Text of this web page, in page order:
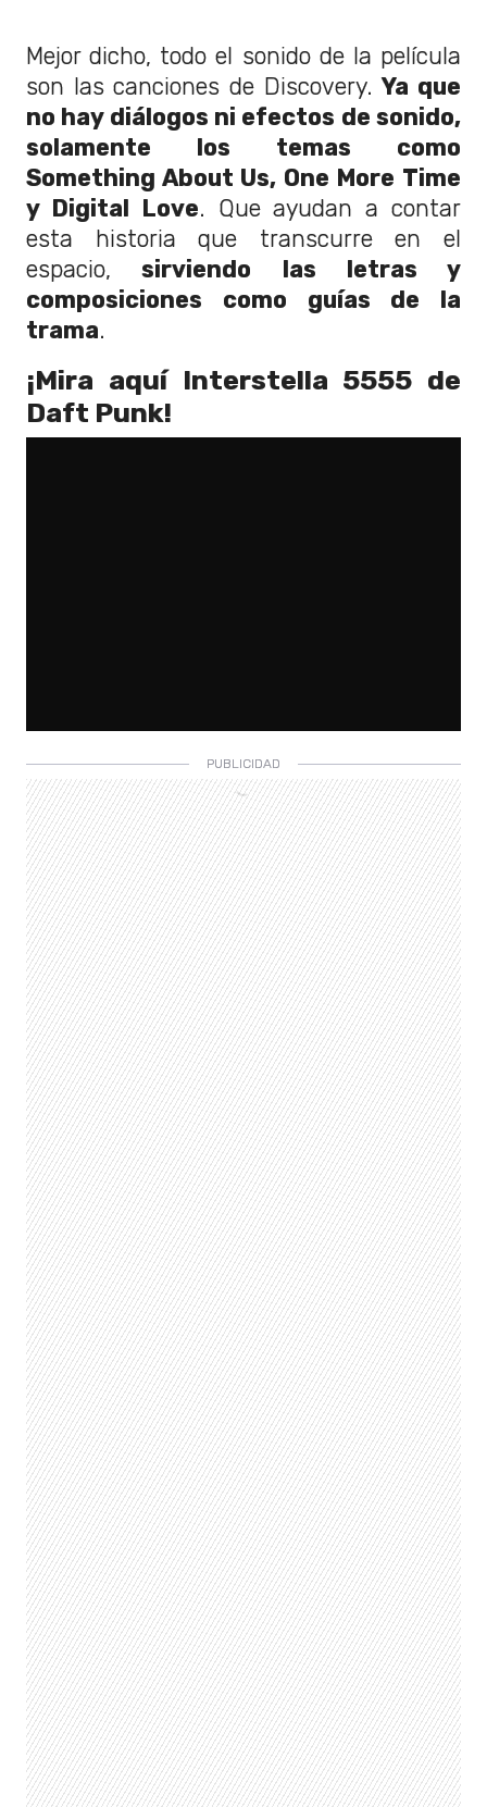
Mejor dicho, todo el sonido de la película
son las canciones de Discovery.Ya que
no hay diálogos ni efectos de sonido,
solamente los temas como
Something About Us, One More Time
y Digital Love. Que ayudan a contar
esta historia que transcurre en el
espacio, sirviendo las letras y
composiciones como guías de la
trama.
¡Mira aquí Interstella 5555 de
Daft Punk!